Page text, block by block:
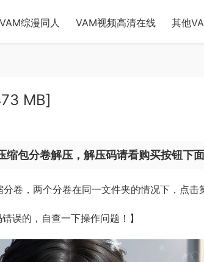
VAM综漫同人 VAM视频高清在线 其他
MB]
包分卷解压，解压码请看购买按钮下面
卷，两个分卷在同一文件夹的情况下，点击
误的，自查一下操作问题！】